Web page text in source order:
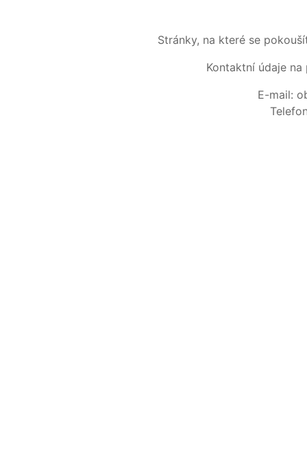
Stránky, na které se
Kontaktní údaje
E-mail: